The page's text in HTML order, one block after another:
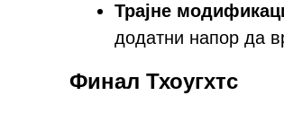
Трајне
додатни напор да
Финал Тхоугхтс